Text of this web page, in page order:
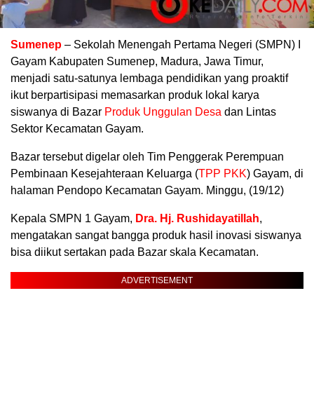
Sumenep – Sekolah Menengah Pertama Negeri (SMPN) I
Gayam Kabupaten Sumenep, Madura, Jawa Timur,
menjadi satu-satunya lembaga pendidikan yang proaktif
ikut berpartisipasi memasarkan produk lokal karya
siswanya di Bazar Produk Unggulan Desa dan Lintas
Sektor Kecamatan Gayam.
Bazar tersebut digelar oleh Tim Penggerak Perempuan
Pembinaan Kesejahteraan Keluarga (TPP PKK) Gayam, di
halaman Pendopo Kecamatan Gayam. Minggu, (19/12)
Kepala SMPN 1 Gayam, Dra. Hj. Rushidayatillah,
mengatakan sangat bangga produk hasil inovasi siswanya
bisa diikut sertakan pada Bazar skala Kecamatan.
ADVERTISEMENT